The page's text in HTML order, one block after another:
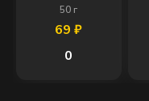
50 г
69₽
0